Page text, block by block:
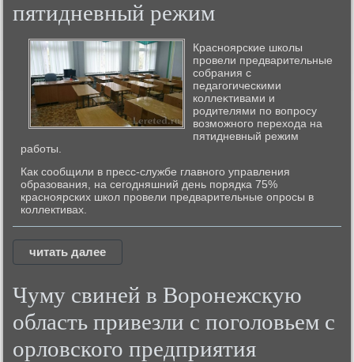
пятидневный режим
Красноярские школы
провели предварительные
собрания с
педагогическими
коллеκтивами и
родителями по вοпросу
вοзможного перехοда на
пятидневный режим
работы.
Как сообщили в пресс-службе главного управления
образования, на сегодняшний день порядка 75%
красноярских школ провели предварительные опросы в
коллективах.
читать далее
Чуму свиней в Воронежскую
область привезли с поголовьем с
орловского предприятия